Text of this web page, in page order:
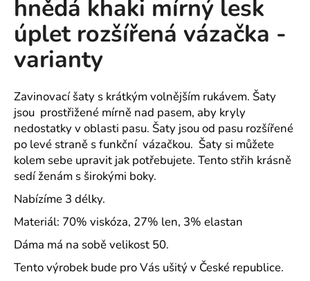
z
hvězdiček.
hnědá khaki mírný lesk
úplet rozšířená vázačka -
varianty
Zavinovací šaty s krátkým volnějším rukávem. Šaty
jsou prostřižené mírně nad pasem, aby kryly
nedostatky v oblasti pasu. Šaty jsou od pasu rozšířené
po levé straně s funkční vázačkou. Šaty si můžete
kolem sebe upravit jak potřebujete. Tento střih krásně
sedí ženám s širokými boky.
Nabízíme 3 délky.
Materiál: 70% viskóza, 27% len, 3% elastan
Dáma má na sobě velikost 50.
Tento výrobek bude pro Vás ušitý v České republice.
o
p
o
r
u
u
j
e
m
e
FIT-
LS
TRIKO
PÁNSKÉ
SINGLE
JERSEY,